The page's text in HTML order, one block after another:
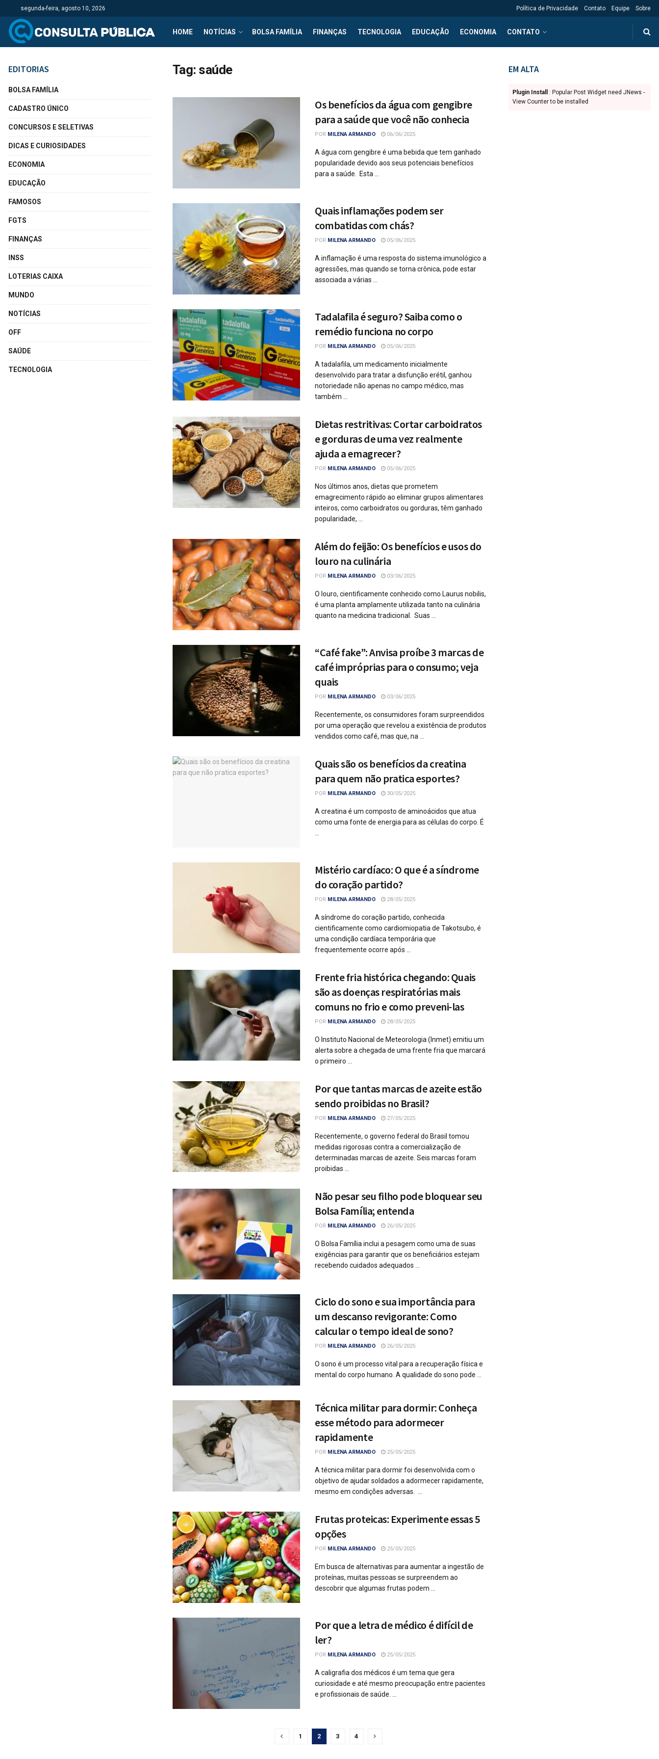
segunda-feira, agosto 10, 2026 Política de Privacidade Contato Equipe Sobre
HOME NOTÍCIAS BOLSA FAMÍLIA FINANÇAS TECNOLOGIA EDUCAÇÃO ECONOMIA CONTATO
Tag: saúde
Os benefícios da água com gengibre
para a saúde que você não conhecia
POR MILENA ARMANDO 06/06/2025
A água com gengibre é uma bebida que tem ganhado
popularidade devido aos seus potenciais benefícios
para a saúde. Esta ...
Quais inflamações podem ser
combatidas com chás?
POR MILENA ARMANDO 05/06/2025
A inflamação é uma resposta do sistema imunológico a
agressões, mas quando se torna crônica, pode estar
associada a várias ...
Tadalafila é seguro? Saiba como o
remédio funciona no corpo
POR MILENA ARMANDO 05/06/2025
A tadalafila, um medicamento inicialmente
desenvolvido para tratar a disfunção erétil, ganhou
notoriedade não apenas no campo médico, mas
também ...
Dietas restritivas: Cortar carboidratos
e gorduras de uma vez realmente
ajuda a emagrecer?
POR MILENA ARMANDO 05/06/2025
Nos últimos anos, dietas que prometem
emagrecimento rápido ao eliminar grupos alimentares
inteiros, como carboidratos ou gorduras, têm ganhado
popularidade, ...
Além do feijão: Os benefícios e usos do
louro na culinária
POR MILENA ARMANDO 03/06/2025
O louro, cientificamente conhecido como Laurus nobilis,
é uma planta amplamente utilizada tanto na culinária
quanto na medicina tradicional. Suas ...
“Café fake”: Anvisa proíbe 3 marcas de
café impróprias para o consumo; veja
quais
POR MILENA ARMANDO 03/06/2025
Recentemente, os consumidores foram surpreendidos
por uma operação que revelou a existência de produtos
vendidos como café, mas que, na ...
Quais são os benefícios da creatina
para quem não pratica esportes?
POR MILENA ARMANDO 30/05/2025
A creatina é um composto de aminoácidos que atua
como uma fonte de energia para as células do corpo. É
Mistério cardíaco: O que é a síndrome
do coração partido?
POR MILENA ARMANDO 28/05/2025
A síndrome do coração partido, conhecida
cientificamente como cardiomiopatia de Takotsubo, é
uma condição cardíaca temporária que
frequentemente ocorre após ...
Frente fria histórica chegando: Quais
são as doenças respiratórias mais
comuns no frio e como preveni-las
POR MILENA ARMANDO 28/05/2025
O Instituto Nacional de Meteorologia (Inmet) emitiu um
alerta sobre a chegada de uma frente fria que marcará
o primeiro ...
Por que tantas marcas de azeite estão
sendo proibidas no Brasil?
POR MILENA ARMANDO 27/05/2025
Recentemente, o governo federal do Brasil tomou
medidas rigorosas contra a comercialização de
determinadas marcas de azeite. Seis marcas foram
proibidas ...
Não pesar seu filho pode bloquear seu
Bolsa Família; entenda
POR MILENA ARMANDO 26/05/2025
O Bolsa Família inclui a pesagem como uma de suas
exigências para garantir que os beneficiários estejam
recebendo cuidados adequados ...
Ciclo do sono e sua importância para
um descanso revigorante: Como
calcular o tempo ideal de sono?
POR MILENA ARMANDO 26/05/2025
O sono é um processo vital para a recuperação física e
mental do corpo humano. A qualidade do sono pode ...
Técnica militar para dormir: Conheça
esse método para adormecer
rapidamente
POR MILENA ARMANDO 25/05/2025
A técnica militar para dormir foi desenvolvida com o
objetivo de ajudar soldados a adormecer rapidamente,
mesmo em condições adversas. ...
Frutas proteicas: Experimente essas 5
opções
POR MILENA ARMANDO 25/05/2025
Em busca de alternativas para aumentar a ingestão de
proteínas, muitas pessoas se surpreendem ao
descobrir que algumas frutas podem ...
Por que a letra de médico é difícil de
ler?
POR MILENA ARMANDO 25/05/2025
A caligrafia dos médicos é um tema que gera
curiosidade e até mesmo preocupação entre pacientes
e profissionais de saúde. ...
1 2 3 4
EDITORIAS
BOLSA FAMÍLIA
CADASTRO ÚNICO
CONCURSOS E SELETIVAS
DICAS E CURIOSIDADES
ECONOMIA
EDUCAÇÃO
FAMOSOS
FGTS
FINANÇAS
INSS
LOTERIAS CAIXA
MUNDO
NOTÍCIAS
OFF
SAÚDE
TECNOLOGIA
EM ALTA
Plugin Install
: Popular Post Widget need JNews -
View Counter to be installed